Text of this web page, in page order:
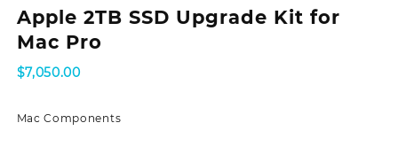
Apple 2TB SSD Upgrade Kit for
Mac Pro
$7,050.00
Mac Components